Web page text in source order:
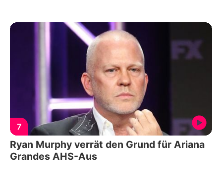
7
Ryan Murphy verrät den Grund für Ariana
Grandes AHS-Aus